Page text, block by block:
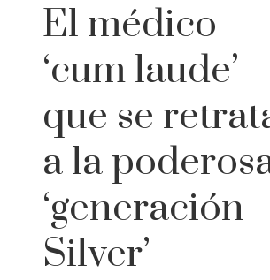
El médico
‘cum laude’
que se
a la
‘generación
Silver’